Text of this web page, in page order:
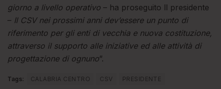
giorno a livello operativo – ha proseguito ll presidente
– Il CSV nei prossimi anni dev’essere un punto di
riferimento per gli enti di vecchia e nuova costituzione,
attraverso il supporto alle iniziative ed alle attività di
progettazione di ognuno”.
Tags: CALABRIA CENTRO CSV PRESIDENTE